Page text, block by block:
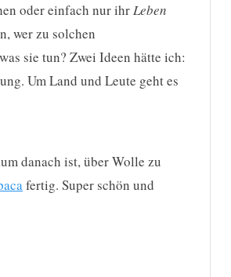
oder einfach nur ihrLeben
wer zu solchen
sie tun? Zwei Ideen hätte ich:
Um Land und Leute geht es
danach ist, über Wolle zu
fertig. Super schön und